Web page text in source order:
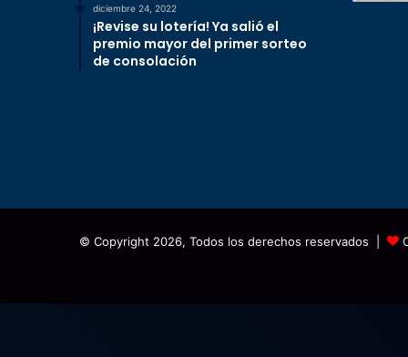
diciembre 24, 2022
¡Revise su lotería! Ya salió el
premio mayor del primer sorteo
de consolación
© Copyright 2026, Todos los derechos reservados |